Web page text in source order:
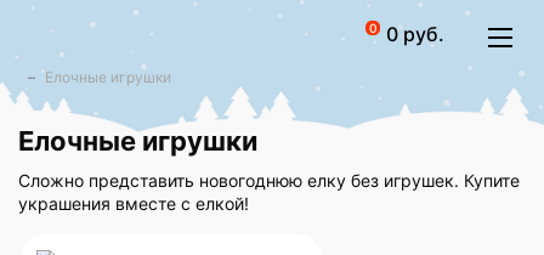
0 0 руб.
Елочные игрушки
Елочные игрушки
Сложно представить новогоднюю елку без игрушек. Купите
украшения вместе с елкой!